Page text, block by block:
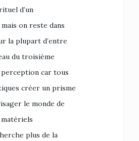
d’un
on reste dans
la plupart d’entre
du troisième
car tous
créer un prisme
le monde de
plus de la